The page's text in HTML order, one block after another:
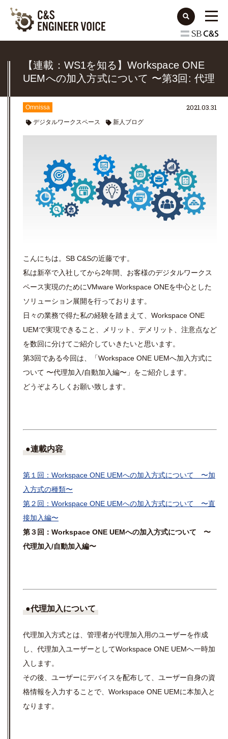
【連載：WS1を知る】Workspace ONE
UEMへの加入方式について 〜第3回: 代理
Omnissa
デジタルワークスペース 新人ブログ
2021.03.31
こんにちは。 SB C&Sの近藤です。
私は新卒で入社してから2年間、お客様のデジタルワークス
ペース実現のためにVMware Workspace ONEを中心とした
ソリューション展開を行っております。
日々の業務で得た私の経験を踏まえて、 Workspace ONE
UEMで実現できること、メリット、デメリット、注意点など
を数回に分けてご紹介していきたいと思います。
第3回である今回は、「Workspace ONE UEMへ加入方式に
ついて 〜代理加入/自動加入編〜」をご紹介します。
どうぞよろしくお願い致します。
●連載内容
第１回： Workspace ONE UEMへの加入方式について 〜加
入方式の種類〜
第２回： Workspace ONE UEMへの加入方式について 〜直
接加入編〜
第３回：Workspace ONE UEMへの加入方式について 〜
代理加入/自動加入編〜
●代理加入について
代理加入方式とは、管理者が代理加入用のユーザーを作成
し、代理加入ユーザーとしてWorkspace ONE UEMへ一時加
入します。
その後、ユーザーにデバイスを配布して、ユーザー自身の資
格情報を入力することで、Workspace ONE UEMに本加入と
なります。